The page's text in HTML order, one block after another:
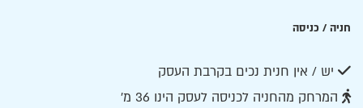
חניה / כניסה
יש / אין חנית נכים בקרבת העסק
המרחק מהחניה לכניסה לעסק הינו 36 מ'